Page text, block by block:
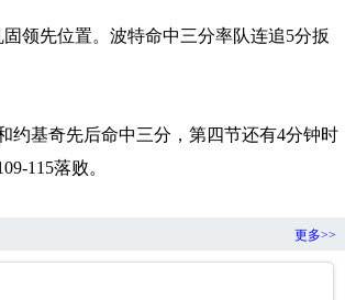
领先位置。波特命中三分率队连追5分扳
基奇先后命中三分，第四节还有4分钟时
115落败。
更多>>